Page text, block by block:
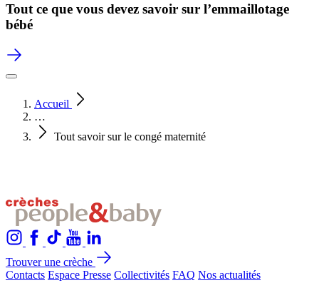
Tout ce que vous devez savoir sur l’emmaillotage
bébé
Accueil
…
Tout savoir sur le congé maternité
Trouver une crèche
Contacts Espace Presse Collectivités FAQ Nos actualités